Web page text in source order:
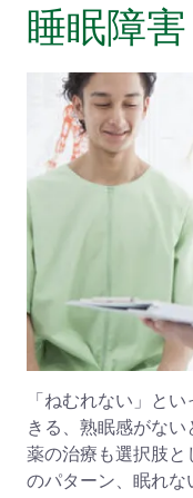
睡眠障害
「ねむれない」と
きる、熟眠感がな
薬の治療も選択肢と
のパターン、眠れな